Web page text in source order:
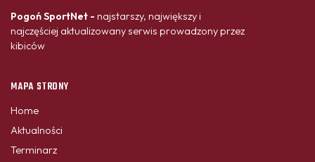
Pogoń SportNet - najstarszy, największy i
najczęściej aktualizowany serwis prowadzony przez
kibiców
MAPA STRONY
Home
Aktualności
Terminarz